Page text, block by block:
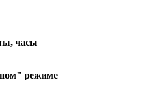
часы
режиме